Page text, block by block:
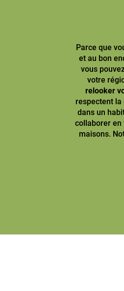
Parce que
et au bon
vous
votre
relooker
respectent la
dans un
collaborer en
maisons.